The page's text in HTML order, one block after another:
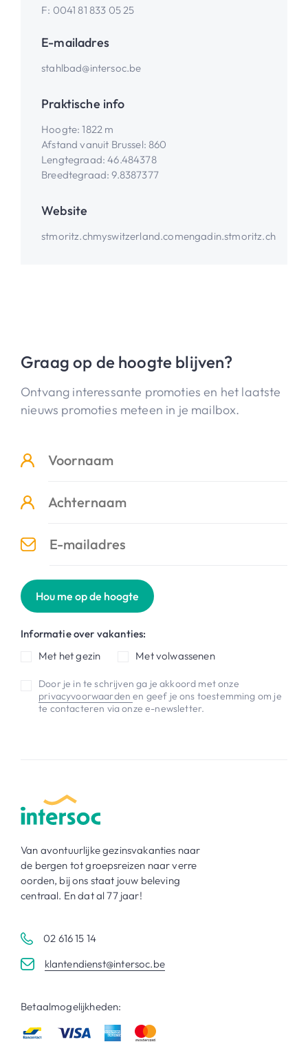
F: 0041 81 833 05 25
E-mailadres
stahlbad@intersoc.be
Praktische info
Hoogte:1822 m
Afstand vanuit Brussel:860
Lengtegraad:46.484378
Breedtegraad:9.8387377
Website
stmoritz.chmyswitzerland.comengadin.stmoritz.ch
Graag op de hoogte blijven?
Ontvang interessante promoties en het laatste
nieuws promoties meteen in je mailbox.
Hou me op de hoogte
Informatie over vakanties:
Met het gezin
Met volwassenen
Door je in te schrijven ga je akkoord met onze
privacyvoorwaardenen geef je ons toestemming om je
te contacteren via onze e-newsletter.
Van avontuurlijke gezinsvakanties naar
de bergen tot groepsreizen naar verre
oorden, bij ons staat jouw beleving
centraal. En dat al 77 jaar!
02 616 15 14
klantendienst@intersoc.be
Betaalmogelijkheden: